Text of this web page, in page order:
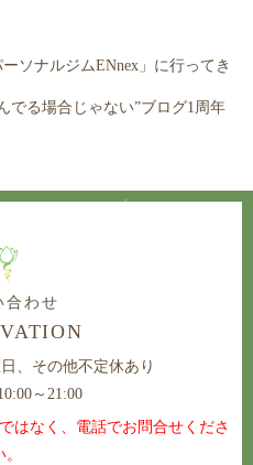
ソナルジムENnex」に行ってき
る場合じゃない”ブログ1周年
合わせ
、その他不定休あり
～21:00
はなく、電話でお問合せくださ
。